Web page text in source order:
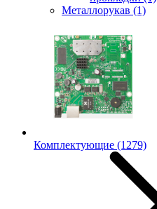
Металлорукав (1)
Комплектующие (1279)